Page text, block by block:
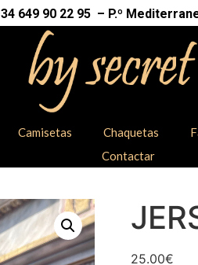
649 90 22 95 – P.º
Camisetas Chaquetas
Contactar
25.00€